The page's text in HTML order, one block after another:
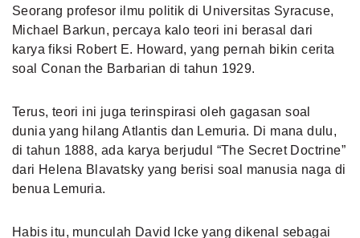
Seorang profesor ilmu politik di Universitas Syracuse,
Michael Barkun, percaya kalo teori ini berasal dari
karya fiksi Robert E. Howard, yang pernah bikin cerita
soal Conan the Barbarian di tahun 1929.
Terus, teori ini juga terinspirasi oleh gagasan soal
dunia yang hilang Atlantis dan Lemuria. Di mana dulu,
di tahun 1888, ada karya berjudul “The Secret Doctrine”
dari Helena Blavatsky yang berisi soal manusia naga di
benua Lemuria.
Habis itu, munculah David Icke yang dikenal sebagai